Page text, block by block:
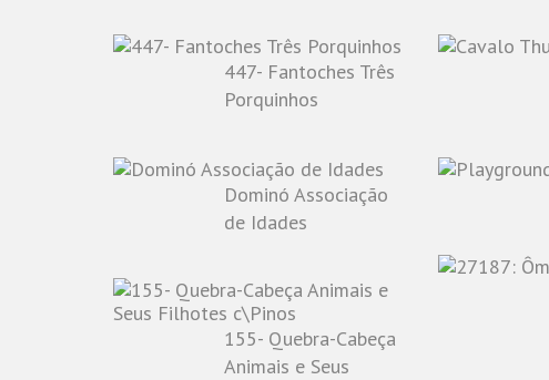
447- Fantoches Três
Porquinhos
Dominó Associação
de Idades
155- Quebra-Cabeça
Animais e Seus